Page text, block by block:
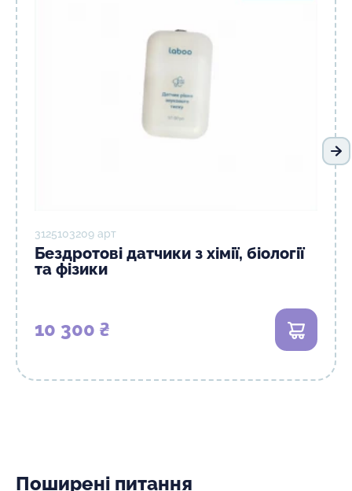
3125103209 арт
Бездротові датчики з хімії, біології
та фізики
10 300 ₴ В кошик
Поширені питання